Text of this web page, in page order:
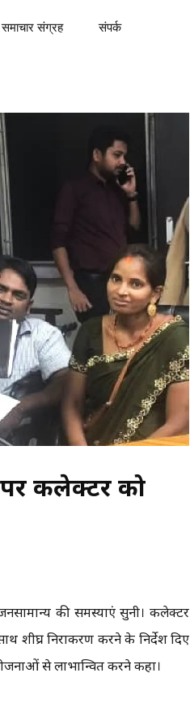
समाचार संग्रह संपर्क
पर कलेक्टर को
की समस्याएं सुनी। कलेक्टर
शीघ्र निराकरण करने के निर्देश दिए
से लाभान्वित करने कहा।